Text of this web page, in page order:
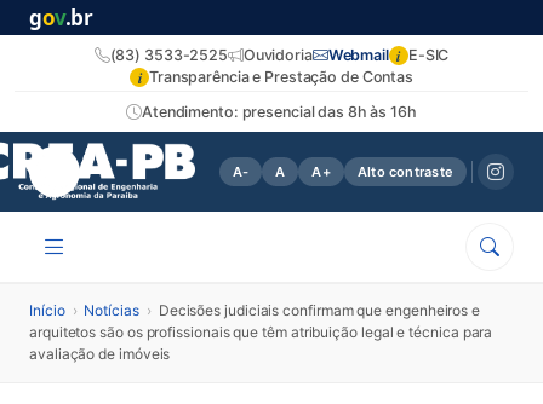
gov.br
Atendimento: presencial das 8h às 16h
(83) 3533-2525 Ouvidoria Webmail i E-SIC
i Transparência e Prestação de Contas
A- A A+ Alto contraste
Início › Notícias › Decisões judiciais confirmam que engenheiros e
arquitetos são os profissionais que têm atribuição legal e técnica para
avaliação de imóveis